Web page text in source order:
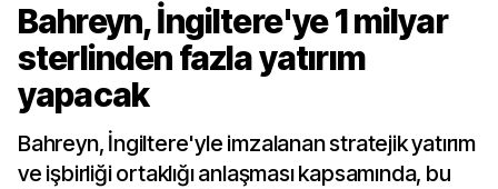
Bahreyn, İngiltere'ye 1 milyar
sterlinden fazla yatırım
yapacak
Bahreyn, İngiltere'yle imzalanan stratejik yatırım
ve işbirliği ortaklığı anlaşması kapsamında, bu